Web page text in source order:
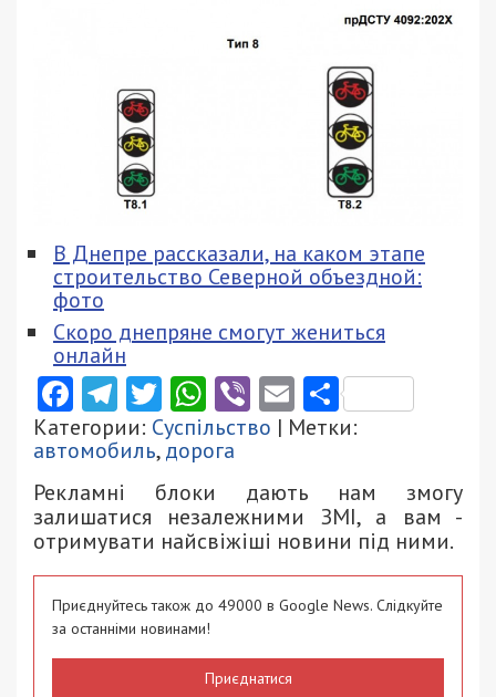
В Днепре рассказали, на каком этапе
строительство Северной объездной:
фото
Скоро днепряне смогут жениться
онлайн
Facebook
Telegram
Twitter
WhatsApp
ViberEmail
Категории: Суспільство | Метки:
автомобиль,дорога
Рекламні блоки дають нам змогу
залишатися незалежними ЗМІ, а вам -
отримувати найсвіжіші новини під ними.
Приєднуйтесь також до 49000 в Google News. Слідкуйте
за останніми новинами!
Приєднатися